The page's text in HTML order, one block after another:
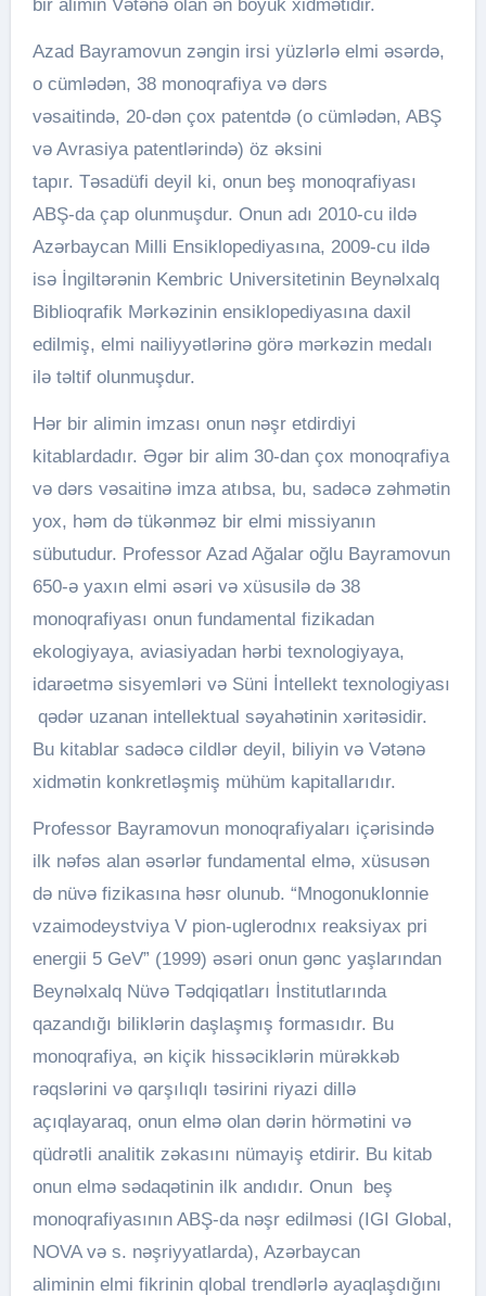
bir alimin Vətənə olan ən böyük xidmətidir.
Azad Bayramovun zəngin irsi yüzlərlə elmi əsərdə,
o cümlədən, 38 monoqrafiya və dərs
vəsaitində, 20-dən çox patentdə (o cümlədən, ABŞ
və Avrasiya patentlərində) öz əksini
tapır. Təsadüfi deyil ki, onun beş monoqrafiyası
ABŞ-da çap olunmuşdur. Onun adı 2010-cu ildə
Azərbaycan Milli Ensiklopediyasına, 2009-cu ildə
isə İngiltərənin Kembric Universitetinin Beynəlxalq
Biblioqrafik Mərkəzinin ensiklopediyasına daxil
edilmiş, elmi nailiyyətlərinə görə mərkəzin medalı
ilə təltif olunmuşdur.
Hər bir alimin imzası onun nəşr etdirdiyi
kitablardadır. Əgər bir alim 30-dan çox monoqrafiya
və dərs vəsaitinə imza atıbsa, bu, sadəcə zəhmətin
yox, həm də tükənməz bir elmi missiyanın
sübutudur. Professor Azad Ağalar oğlu Bayramovun
650-ə yaxın elmi əsəri və xüsusilə də 38
monoqrafiyası onun fundamental fizikadan
ekologiyaya, aviasiyadan hərbi texnologiyaya,
idarəetmə sisyemləri və Süni İntellekt texnologiyası
qədər uzanan intellektual səyahətinin xəritəsidir.
Bu kitablar sadəcə cildlər deyil, biliyin və Vətənə
xidmətin konkretləşmiş mühüm kapitallarıdır.
Professor Bayramovun monoqrafiyaları içərisində
ilk nəfəs alan əsərlər fundamental elmə, xüsusən
də nüvə fizikasına həsr olunub. “Mnogonuklonnie
vzaimodeystviya V pion-uglerodnıx reaksiyax pri
energii 5 GeV” (1999) əsəri onun gənc yaşlarından
Beynəlxalq Nüvə Tədqiqatları İnstitutlarında
qazandığı biliklərin daşlaşmış formasıdır. Bu
monoqrafiya, ən kiçik hissəciklərin mürəkkəb
rəqslərini və qarşılıqlı təsirini riyazi dillə
açıqlayaraq, onun elmə olan dərin hörmətini və
qüdrətli analitik zəkasını nümayiş etdirir. Bu kitab
onun elmə sədaqətinin ilk andıdır. Onun beş
monoqrafiyasının ABŞ-da nəşr edilməsi (IGI Global,
NOVA və s. nəşriyyatlarda), Azərbaycan
aliminin elmi fikrinin qlobal trendlərlə ayaqlaşdığını